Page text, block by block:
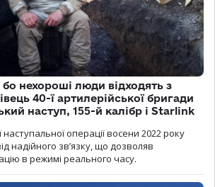
бо нехороші люди відходять з
40-ї артилерійської бригади
наступ, 155-й калібр і Starlink
операції восени 2022 року
надійного зв’язку, що дозволяв
в режимі реального часу.